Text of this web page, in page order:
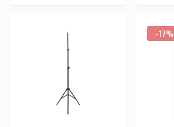
-17%